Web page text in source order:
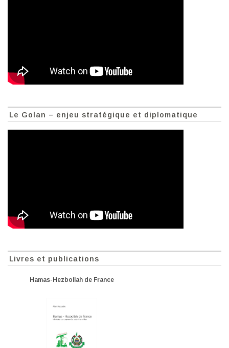
Le Golan – enjeu stratégique et diplomatique
Livres et publications
Hamas-Hezbollah de France